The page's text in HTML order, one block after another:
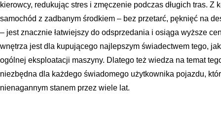
kierowcy, redukując stres i zmęczenie podczas długich tras. Z
samochód z zadbanym środkiem – bez przetarć, pęknięć na
– jest znacznie łatwiejszy do odsprzedania i osiąga wyższe
wnętrza jest dla kupującego najlepszym świadectwem tego,
ogólnej eksploatacji maszyny. Dlatego też wiedza na temat
niezbędna dla każdego świadomego użytkownika pojazdu,
nienagannym stanem przez wiele lat.